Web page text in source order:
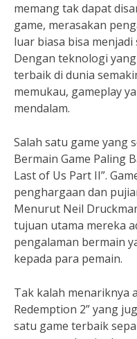
memang tak dapat
game, merasakan
luar biasa bisa
Dengan teknologi
terbaik di dunia
memukau, gameplay
mendalam.
Salah satu game yang
Bermain Game Paling
Last of Us Part II”.
penghargaan dan
Menurut Neil
tujuan utama mereka
pengalaman bermain
kepada para pemain.
Tak kalah menariknya
Redemption 2” yang
satu game terbaik